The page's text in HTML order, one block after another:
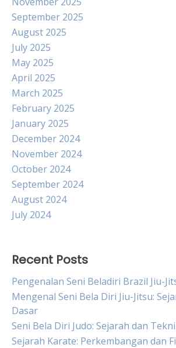
September 2025
August 2025
July 2025
May 2025
April 2025
March 2025
February 2025
January 2025
December 2024
November 2024
October 2024
September 2024
August 2024
July 2024
Recent Posts
Pengenalan Seni Beladiri Brazil Jiu-
Mengenal Seni Bela Diri Jiu-Jitsu:
Dasar
Seni Bela Diri Judo: Sejarah dan
Sejarah Karate: Perkembangan dan